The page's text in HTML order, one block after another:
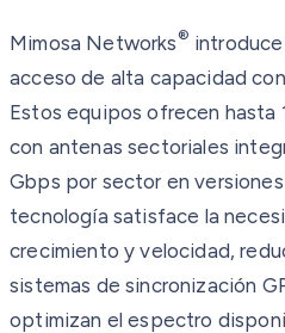
Mimosa Networks®
acceso de alta capacidad
Estos equipos ofrecen hasta
con antenas sectoriales
Gbps por sector en
tecnología satisface la
crecimiento y velocidad,
sistemas de sincronización
optimizan el espectro